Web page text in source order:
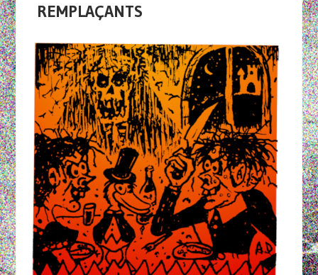
REMPLAÇANTS